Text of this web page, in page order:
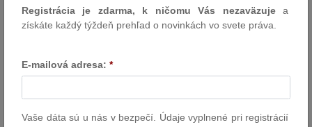
Zákon o zodpovednosti za škodu nerozlišuje, či vznikla škoda pri
výkone verejnej moci v súvislosti s porušením rýdzo
práva EÚ len v jednom ustanovení (v § 4 ods. 1 písm. e), a to v
v konaniach, v ktorých ide o škodu spôsobenú nesprávnou
transpozíciou smernice Európskej únie alebo nedodržaním lehoty
Registrácia je zdarma, k ničomu Vás nezaväzujea
získáte každý týždeň prehľad o novinkách vo svete práva.
E-mailová adresa: *
Vaše dáta sú u nás v bezpečí. Údaje vyplnené pri registrácií